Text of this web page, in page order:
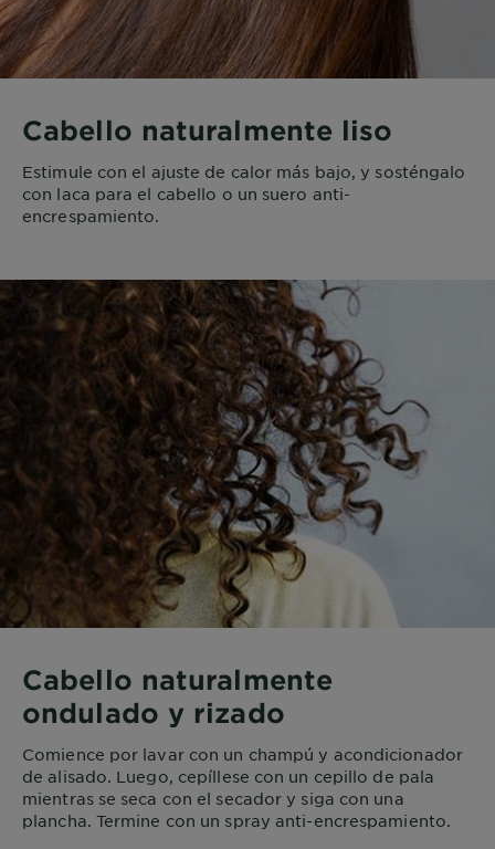
Cabello naturalmente liso
Estimule con el ajuste de calor más bajo, y sosténgalo
con laca para el cabello o un suero anti-
encrespamiento.
Cabello naturalmente
ondulado y rizado
Comience por lavar con un champú y acondicionador
de alisado. Luego, cepíllese con un cepillo de pala
mientras se seca con el secador y siga con una
plancha. Termine con un spray anti-encrespamiento.